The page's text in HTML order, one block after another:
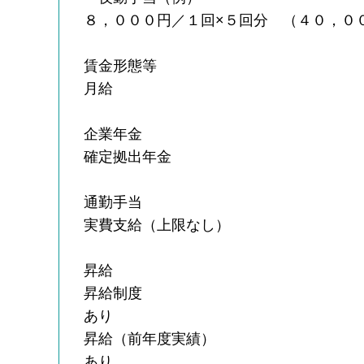
８，０００円／１回×５回分 （４０，０
賃金形態等
月給
企業年金
確定拠出年金
通勤手当
実費支給（上限なし）
昇給
昇給制度
あり
昇給（前年度実績）